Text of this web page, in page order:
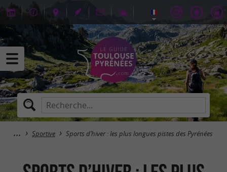
Sportive Sports d’hiver : les plus longues pistes des Pyrénées